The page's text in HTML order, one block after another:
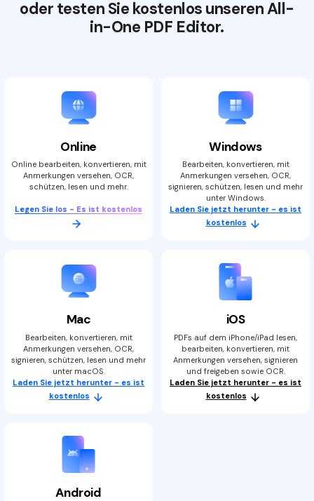
oder testen Sie kostenlos unseren All-
in-One PDF Editor.
Online
Online bearbeiten, konvertieren, mit
Anmerkungen versehen, OCR,
schützen, lesen und mehr.
Legen Sie los - Es ist kostenlos
Windows
Bearbeiten, konvertieren, mit
Anmerkungen versehen, OCR,
signieren, schützen, lesen und mehr
unter Windows.
Laden Sie jetzt herunter - es ist
kostenlos
Mac
Bearbeiten, konvertieren, mit
Anmerkungen versehen, OCR,
signieren, schützen, lesen und mehr
unter macOS.
Laden Sie jetzt herunter - es ist
kostenlos
iOS
PDFs auf dem iPhone/iPad lesen,
bearbeiten, konvertieren, mit
Anmerkungen versehen, signieren
und freigeben sowie OCR.
Laden Sie jetzt herunter - es ist
kostenlos
Android